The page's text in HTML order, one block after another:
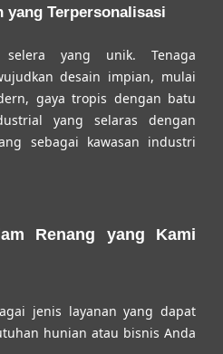
yang Terpersonalisasi
yang unik. Tenaga
desain impian, mulai
gaya tropis dengan batu
yang selaras dengan
sebagai kawasan industri
Renang yang Kami
jenis layanan yang dapat
hunian atau bisnis Anda